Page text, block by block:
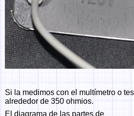
Si la medimos con el multímetro o
alrededor de 350 ohmios.
El diagrama de las partes de